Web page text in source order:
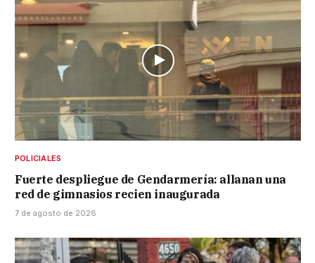
POLICIALES
Fuerte despliegue de Gendarmería: allanan una
red de gimnasios recien inaugurada
7 de agosto de 2026